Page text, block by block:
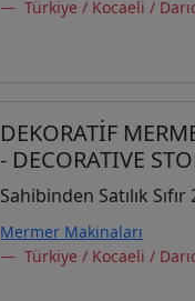
Türkiye / Kocaeli /
DEKORATİF
- DECORATIVE
Sahibinden Satılık
Mermer Makinaları
Türkiye / Kocaeli /